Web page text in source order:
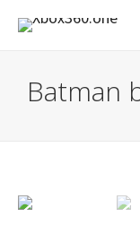
Batman